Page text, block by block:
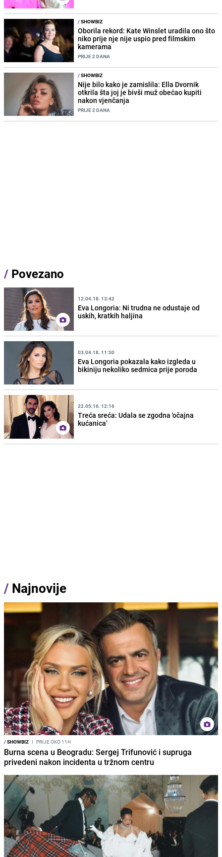
/SHOWBIZ
Oborila rekord: Kate Winslet uradila ono što
niko prije nje nije uspio pred filmskim
kamerama
PRIJE 2 DANA
/SHOWBIZ
Nije bilo kako je zamislila: Ella Dvornik
otkrila šta joj je bivši muž obećao kupiti
nakon vjenčanja
PRIJE 2 DANA
/ Povezano
12.04.18. 13:42
Eva Longoria: Ni trudna ne odustaje od
uskih, kratkih haljina
03.04.18. 11:50
Eva Longoria pokazala kako izgleda u
bikiniju nekoliko sedmica prije poroda
22.05.16. 12:16
Treća sreća: Udala se zgodna 'očajna
kućanica'
/ Najnovije
/SHOWBIZ I PRIJE OKO 11H
Burna scena u Beogradu: Sergej Trifunović i supruga
privedeni nakon incidenta u tržnom centru